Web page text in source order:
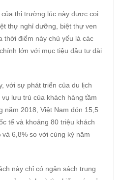
thị trường lúc này được coi
thự nghỉ dưỡng, biệt thự ven
điểm này chủ yếu là các
lớn với mục tiệu đầu tư dài
với sự phát triển của du lịch
lưu trú của khách hàng tầm
năm 2018, Việt Nam đón 15,5
tế và khoảng 80 triệu khách
6,8% so với cùng kỳ năm
này chỉ có ngân sách trung